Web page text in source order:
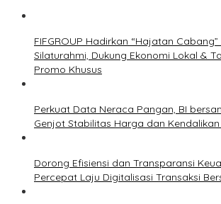
FIFGROUP Hadirkan “Hajatan
Silaturahmi, Dukung Ekonomi Lokal &
Promo Khusus
Perkuat Data Neraca Pangan, BI
Genjot Stabilitas Harga dan Kendalikan
Dorong Efisiensi dan Transparansi
Percepat Laju Digitalisasi Transaksi